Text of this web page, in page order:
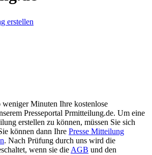
erstellen
weniger Minuten Ihre kostenlose
Presseportal Prmitteilung.de. Um eine
erstellen zu können, müssen Sie sich
können dann Ihre Presse Mitteilung
. Nach Prüfung durch uns wird die
wenn sie die AGB und den